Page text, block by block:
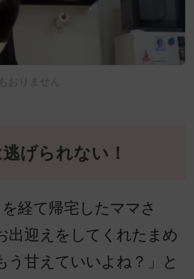
おりません
げられない！
経て帰宅したママさ
出迎えをしてくれたまめ
う甘えていいよね？」と